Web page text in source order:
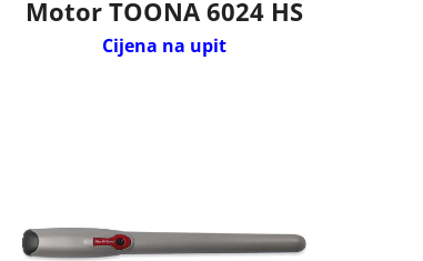
Motor TOONA 6024 HS
Cijena na upit